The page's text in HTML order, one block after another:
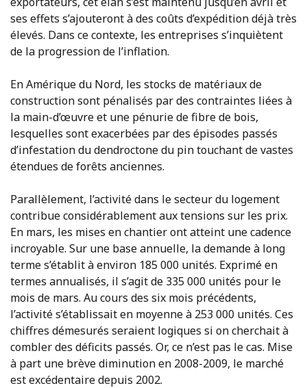
ses effets s’ajouteront à des coûts d’expédition déjà très
élevés. Dans ce contexte, les entreprises s’inquiètent
de la progression de l’inflation.
En Amérique du Nord, les stocks de matériaux de
construction sont pénalisés par des contraintes liées à
la main-d’œuvre et une pénurie de fibre de bois,
lesquelles sont exacerbées par des épisodes passés
d’infestation du dendroctone du pin touchant de vastes
étendues de forêts anciennes.
Parallèlement, l’activité dans le secteur du logement
contribue considérablement aux tensions sur les prix.
En mars, les mises en chantier ont atteint une cadence
incroyable. Sur une base annuelle, la demande à long
terme s’établit à environ 185 000 unités. Exprimé en
termes annualisés, il s’agit de 335 000 unités pour le
mois de mars. Au cours des six mois précédents,
l’activité s’établissait en moyenne à 253 000 unités. Ces
chiffres démesurés seraient logiques si on cherchait à
combler des déficits passés. Or, ce n’est pas le cas. Mise
à part une brève diminution en 2008-2009, le marché
est excédentaire depuis 2002.